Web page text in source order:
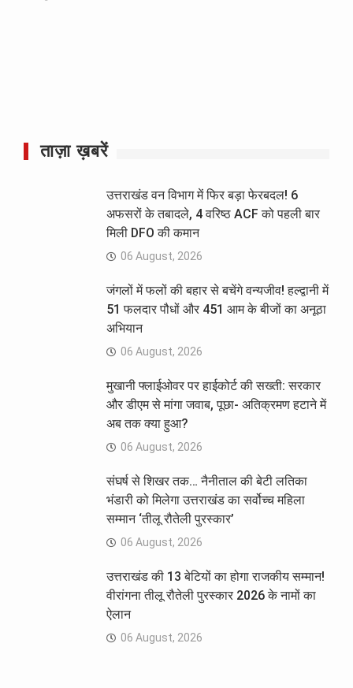
ताज़ा ख़बरें
उत्तराखंड वन विभाग में फिर बड़ा फेरबदल! 6
अफसरों के तबादले, 4 वरिष्ठ ACF को पहली बार
मिली DFO की कमान
06 August, 2026
जंगलों में फलों की बहार से बचेंगे वन्यजीव! हल्द्वानी में
51 फलदार पौधों और 451 आम के बीजों का अनूठा
अभियान
06 August, 2026
मुखानी फ्लाईओवर पर हाईकोर्ट की सख्ती: सरकार
और डीएम से मांगा जवाब, पूछा- अतिक्रमण हटाने में
अब तक क्या हुआ?
06 August, 2026
संघर्ष से शिखर तक… नैनीताल की बेटी लतिका
भंडारी को मिलेगा उत्तराखंड का सर्वोच्च महिला
सम्मान ‘तीलू रौतेली पुरस्कार’
06 August, 2026
उत्तराखंड की 13 बेटियों का होगा राजकीय सम्मान!
वीरांगना तीलू रौतेली पुरस्कार 2026 के नामों का
ऐलान
06 August, 2026